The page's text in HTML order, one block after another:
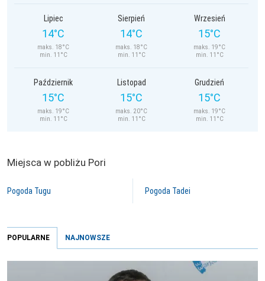
Lipiec
14°C
maks. 18°C
min. 11°C
Sierpień
14°C
maks. 18°C
min. 11°C
Wrzesień
15°C
maks. 19°C
min. 11°C
Październik
15°C
maks. 19°C
min. 11°C
Listopad
15°C
maks. 20°C
min. 11°C
Grudzień
15°C
maks. 19°C
min. 11°C
Miejsca w pobliżu Pori
Pogoda Tugu Pogoda Tadei
POPULARNE NAJNOWSZE